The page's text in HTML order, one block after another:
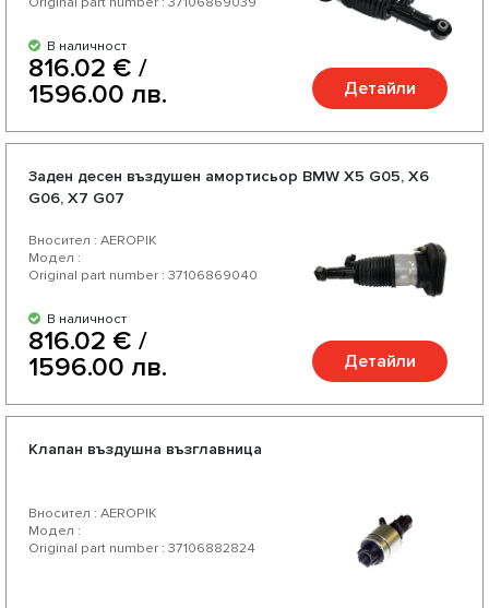
В наличност
816.02 € /
1596.00 лв.
Детайли
Заден десен въздушен амортисьор BMW X5 G05, X6
G06, X7 G07
Вносител : AEROPIK
Модел :
Original part number : 37106869040
В наличност
816.02 € /
1596.00 лв.
Детайли
Клапан въздушна възглавница
Вносител : AEROPIK
Модел :
Original part number : 37106882824